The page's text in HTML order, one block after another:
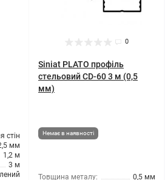
стін
мм
1,2 м
3 м
0
Siniat PLATO профіль
стельовий CD-60 3 м (0,5
мм)
Немає в наявності
Товщина металу:
0,5 мм